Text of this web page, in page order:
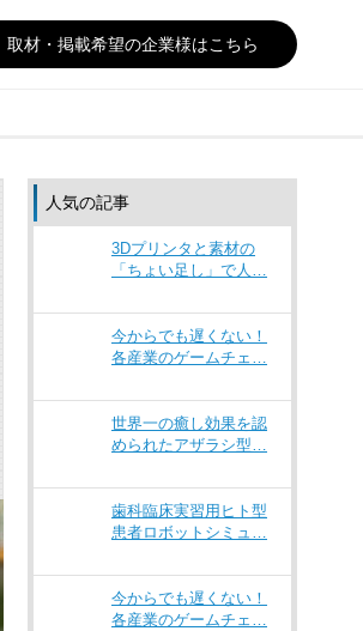
取材・掲載希望の企業様はこちら
人気の記事
3Dプリンタと素材の
「ちょい足し」で人…
今からでも遅くない！
各産業のゲームチェ…
世界一の癒し効果を認
められたアザラシ型…
歯科臨床実習用ヒト型
患者ロボットシミュ…
今からでも遅くない！
各産業のゲームチェ…